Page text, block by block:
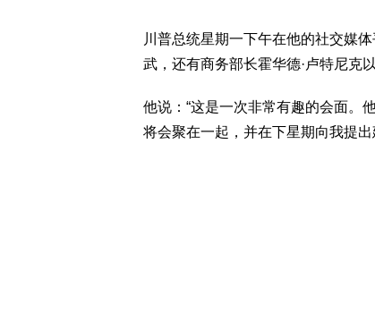
川普总统星期一下午在他的社交媒
武，还有商务部长霍华德·卢特尼克
他说：“这是一次非常有趣的会面。
将会聚在一起，并在下星期向我提